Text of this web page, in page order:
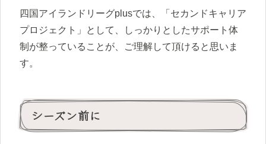
四国アイランドリーグplusでは、「セカンドキャリア
プロジェクト」として、しっかりとしたサポート体
制が整っていることが、ご理解して頂けると思いま
す。
シーズン前に